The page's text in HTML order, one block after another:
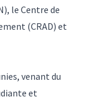
le Centre de
(CRAD) et
venant du
et